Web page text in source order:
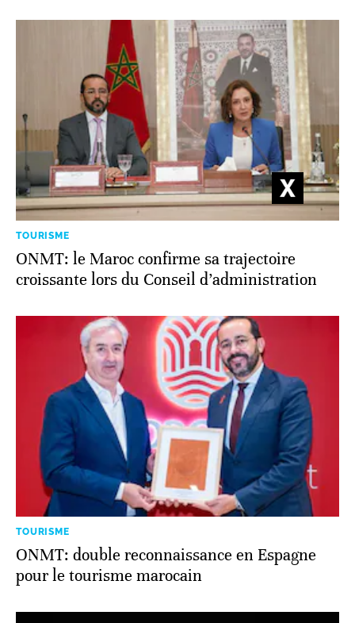
TOURISME
ONMT: le Maroc confirme sa trajectoire
croissante lors du Conseil d’administration
TOURISME
ONMT: double reconnaissance en Espagne
pour le tourisme marocain